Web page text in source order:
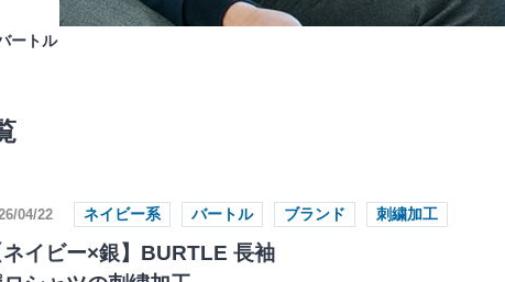
ートル
04/22 ネイビー系 バートル ブランド 刺繍加工
ネイビー×銀】BURTLE 長袖